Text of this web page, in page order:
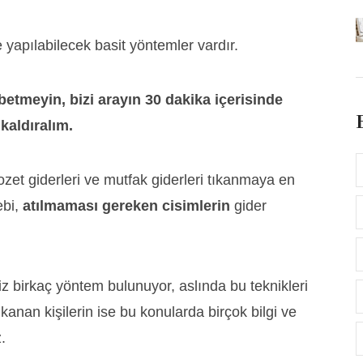
basit yöntemler vardır.
bizi arayın 30 dakika içerisinde
giderleri ve mutfak giderleri tıkanmaya en
atılmaması gereken cisimlerin gider
birkaç yöntem bulunuyor, aslında bu teknikleri
kişilerin ise bu konularda birçok bilgi ve